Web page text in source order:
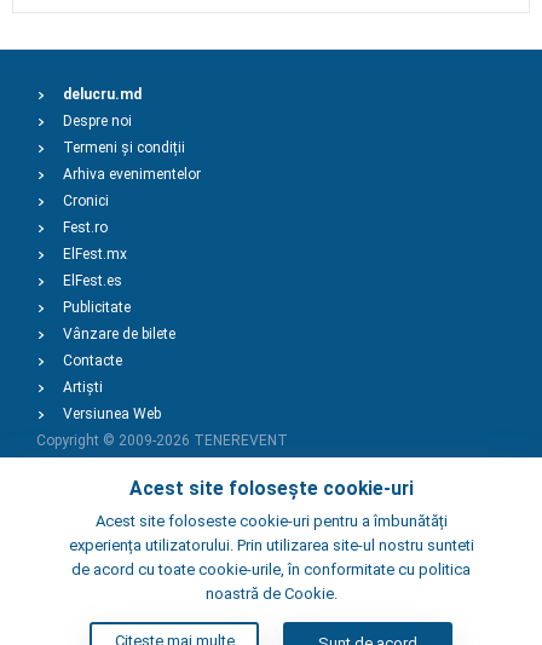
Acest site folosește cookie-uri
Acest site foloseste cookie-uri pentru a îmbunătăți
experiența utilizatorului. Prin utilizarea site-ul nostru sunteti
de acord cu toate cookie-urile, în conformitate cu politica
noastră de Cookie.
Citeste mai multe
delucru.md
Despre noi
Termeni și condiții
Arhiva evenimentelor
Cronici
Fest.ro
ElFest.mx
ElFest.es
Publicitate
Vânzare de bilete
Contacte
Artiști
Versiunea Web
Copyright © 2009-2026 TENEREVENT
Adaugă Eveniment
Adaugă Local